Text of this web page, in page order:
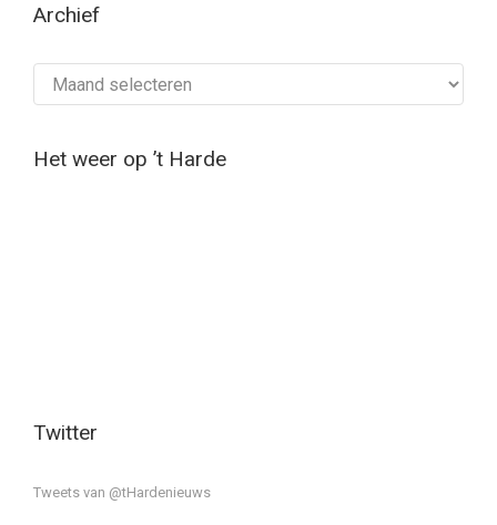
Archief
Het weer op ’t Harde
Twitter
Tweets van @tHardenieuws